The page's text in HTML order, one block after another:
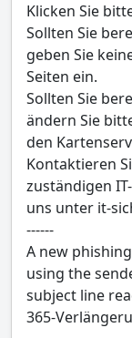
Klicken Sie
Sollten Sie
geben Sie
Seiten ein.
Sollten Sie
ändern Sie
den
Kontaktieren
zuständigen
uns unter it-
------
A new
using the
subject line
365-